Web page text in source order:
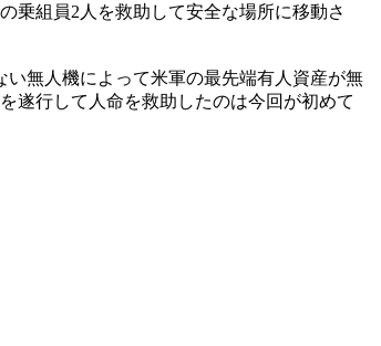
乗組員2人を救助して安全な場所に移動さ
無人機によって米軍の最先端有人資産が無
遂行して人命を救助したのは今回が初めて